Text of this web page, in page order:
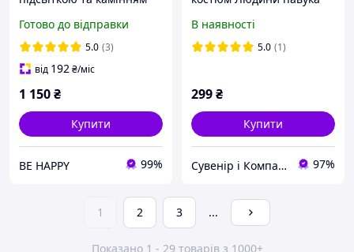
принцеси Frozen /
Холодне серце для дітей
р. 110-140 см
Готово до відправки
5.0 (3)
від 192₴/міс
1 150₴
Купити
BE HAPPY 99%
В наявності
5.0 (1)
299₴
Купити
Сувенір і Компанія 97%
1 2 3 ...
Показано 1 - 29 товарів з 1000+